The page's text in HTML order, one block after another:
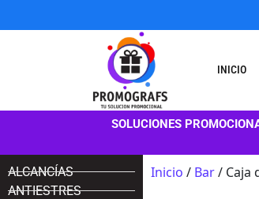
INICIO
SOLUCIONES
ALCANCÍAS
ANTIESTRES
Inicio / Bar/ Caja